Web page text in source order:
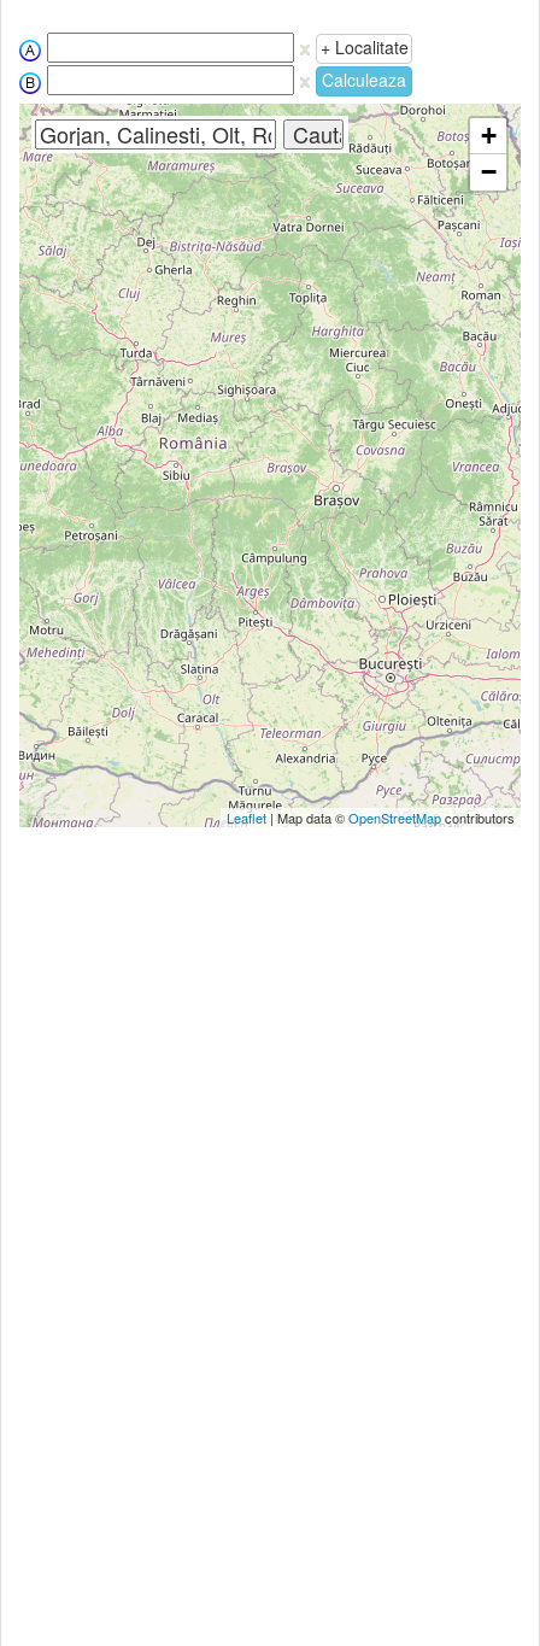
+ Localitate
Calculeaza
+
−
Leaflet| Map data ©OpenStreetMapcontributors